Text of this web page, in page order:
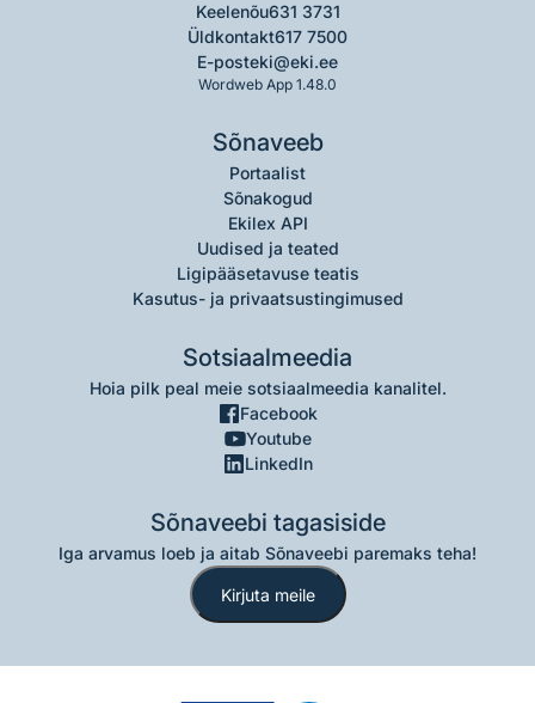
Keelenõu631 3731
Üldkontakt617 7500
E-posteki@eki.ee
Wordweb App 1.48.0
Sõnaveeb
Portaalist
Sõnakogud
Ekilex API
Uudised ja teated
Ligipääsetavuse teatis
Kasutus- ja privaatsustingimused
Sotsiaalmeedia
Hoia pilk peal meie sotsiaalmeedia kanalitel.
Facebook
Youtube
LinkedIn
Sõnaveebi tagasiside
Iga arvamus loeb ja aitab Sõnaveebi paremaks teha!
Kirjuta meile